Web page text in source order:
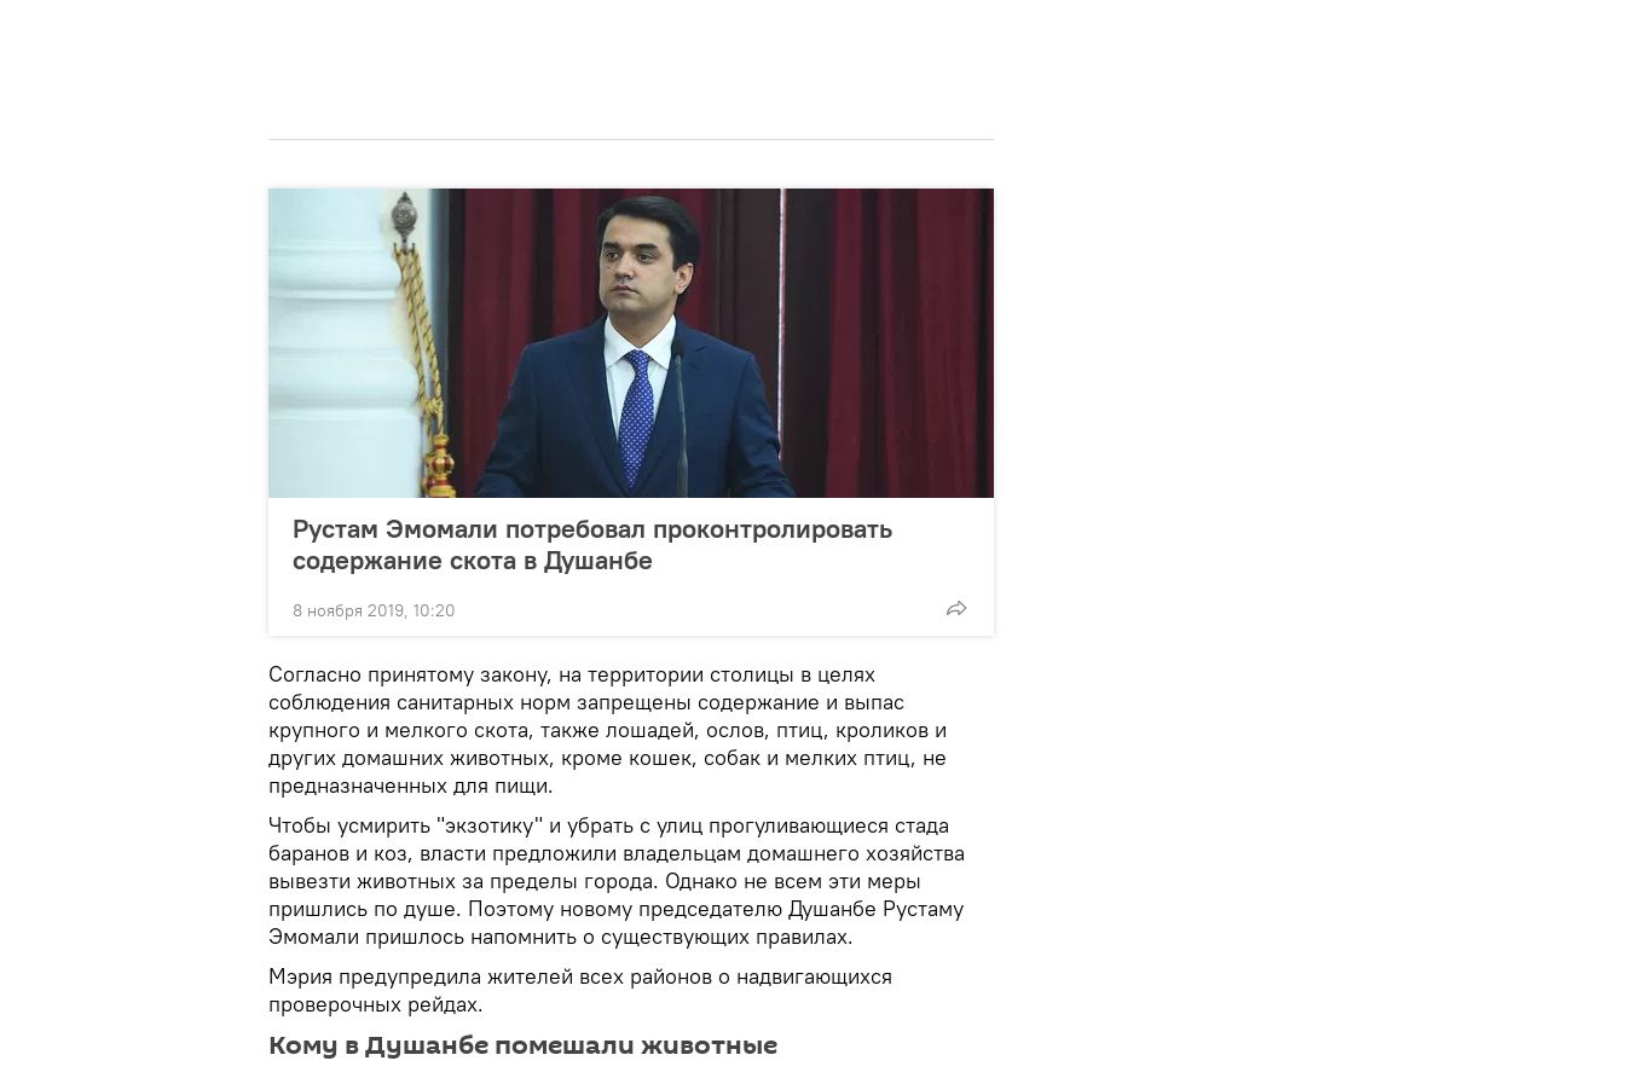
Рустам Эмомали потребовал проконтролировать
содержание скота в Душанбе
8 ноября 2019, 10:20
Согласно принятому закону, на территории столицы в целях
соблюдения санитарных норм запрещены содержание и выпас
крупного и мелкого скота, также лошадей, ослов, птиц, кроликов и
других домашних животных, кроме кошек, собак и мелких птиц, не
предназначенных для пищи.
Чтобы усмирить "экзотику" и убрать с улиц прогуливающиеся стада
баранов и коз, власти предложили владельцам домашнего хозяйства
вывезти животных за пределы города. Однако не всем эти меры
пришлись по душе. Поэтому новому председателю Душанбе Рустаму
Эмомали пришлось напомнить о существующих правилах.
Мэрия предупредила жителей всех районов о надвигающихся
проверочных рейдах.
Кому в Душанбе помешали животные